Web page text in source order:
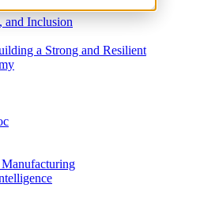
and Inclusion
a Strong and Resilient